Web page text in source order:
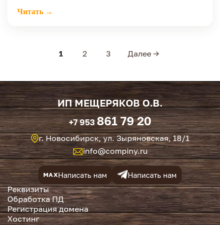
Читать →
1 2 3 Далее →
ИП МЕЩЕРЯКОВ О.В.
+7 953 861 79 20
г. Новосибирск, ул. Зыряновская, 18/1
info@compiny.ru
MAXНаписать нам Написать нам
Реквизиты
Обработка ПД
Регистрация домена
Хостинг